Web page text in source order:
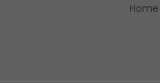
Home